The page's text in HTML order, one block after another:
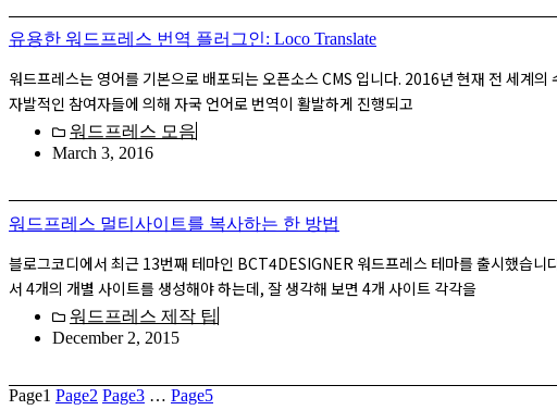
유용한 워드프레스 번역 플러그인: Loco Translate
워드프레스는 영어를 기본으로 배포되는 오픈소스 CMS 입니다. 2016년 현재 전 세계
자발적인 참여자들에 의해 자국 언어로 번역이 활발하게 진행되고
워드프레스 모음
March 3, 2016
워드프레스 멀티사이트를 복사하는 한 방법
블로그코디에서 최근 13번째 테마인 BCT4DESIGNER 워드프레스 테마를 출시했습니
서 4개의 개별 사이트를 생성해야 하는데, 잘 생각해 보면 4개 사이트 각각을
워드프레스 제작 팁
December 2, 2015
Page1 Page2 Page3 … Page5